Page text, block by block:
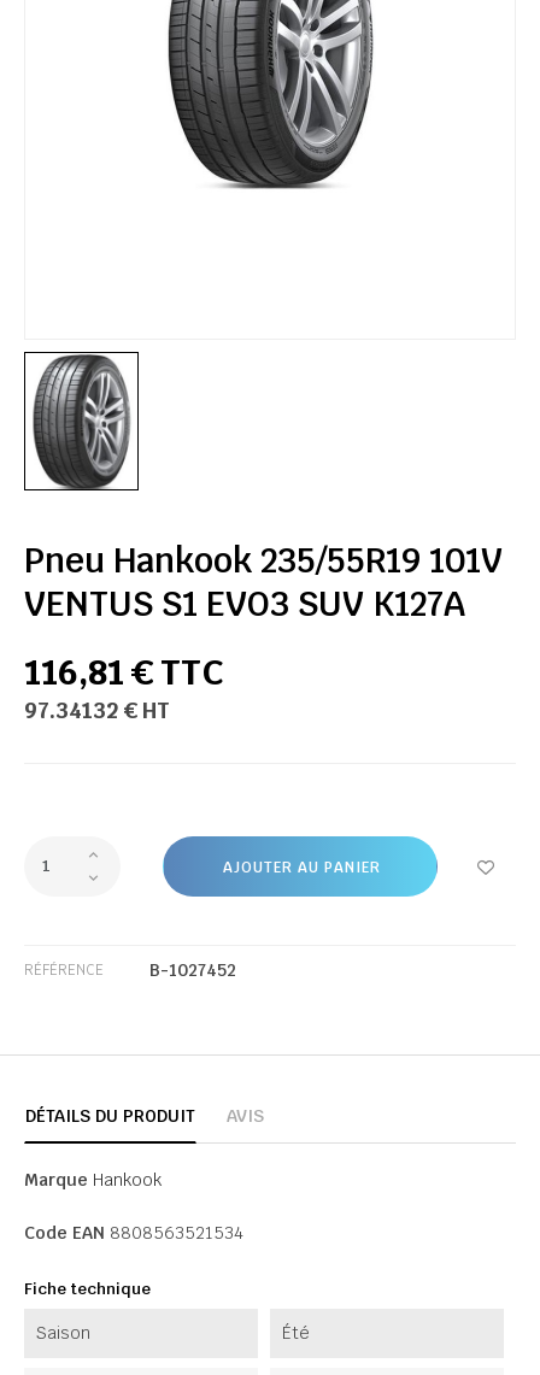
Pneu Hankook 235/55R19 101V
VENTUS S1 EVO3 SUV K127A
116,81 € TTC
97.34132 € HT
AJOUTER AU PANIER
RÉFÉRENCE B-1027452
DÉTAILS DU PRODUIT AVIS
Marque Hankook
Code EAN 8808563521534
Fiche technique
Saison Été